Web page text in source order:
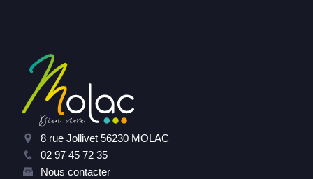
8 rue Jollivet 56230 MOLAC
02 97 45 72 35
Nous contacter